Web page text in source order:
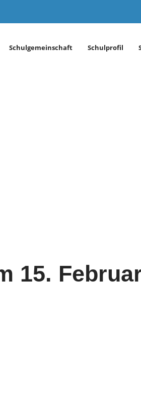
Schulgemeinschaft Schulprofil
15.